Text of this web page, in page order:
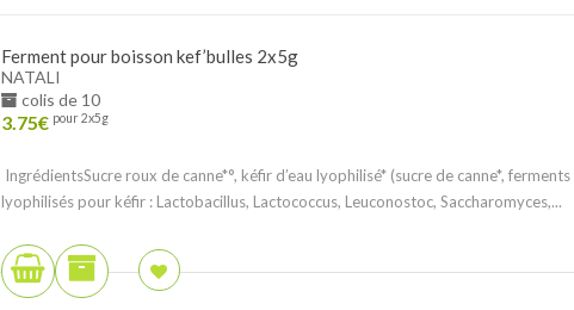
Ferment pour boisson kef’bulles 2x5g
NATALI
colis de 10
3.75€ pour 2x5g
IngrédientsSucre roux de canne*°, kéfir d’eau lyophilisé* (sucre de canne*, ferments
lyophilisés pour kéfir : Lactobacillus, Lactococcus, Leuconostoc, Saccharomyces,...